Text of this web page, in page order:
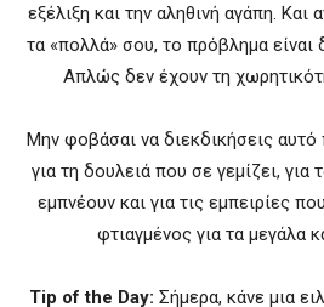
εξέλιξη και την αληθινή αγάπη. Και
τα «πολλά» σου, το πρόβλημα είναι
Απλώς δεν έχουν τη
Μην φοβάσαι να διεκδικήσεις
για τη δουλειά που σε γεμίζει,
εμπνέουν και για τις εμπειρίες
φτιαγμένος για τα μεγάλα
Tip of the Day: Σήμερα, κάνε μια